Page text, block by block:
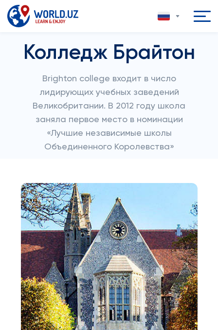
Колледж Брайтон
Brighton college входит в число
лидирующих учебных заведений
Великобритании. В 2012 году школа
заняла первое место в номинации
«Лучшие независимые школы
Объединенного Королевства»